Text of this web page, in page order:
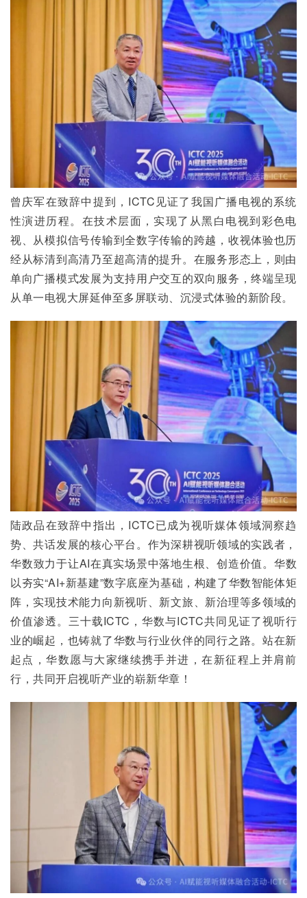
曾庆军在致辞中提到，ICTC见证了我国广播电视的系统
性演进历程。在技术层面，实现了从黑白电视到彩色电
视、从模拟信号传输到全数字传输的跨越，收视体验也历
经从标清到高清乃至超高清的提升。在服务形态上，则由
单向广播模式发展为支持用户交互的双向服务，终端呈现
从单一电视大屏延伸至多屏联动、沉浸式体验的新阶段。
陆政品在致辞中指出，ICTC已成为视听媒体领域洞察趋
势、共话发展的核心平台。作为深耕视听领域的实践者，
华数致力于让AI在真实场景中落地生根、创造价值。华数
以夯实“AI+新基建”数字底座为基础，构建了华数智能体矩
阵，实现技术能力向新视听、新文旅、新治理等多领域的
价值渗透。三十载ICTC，华数与ICTC共同见证了视听行
业的崛起，也铸就了华数与行业伙伴的同行之路。站在新
起点，华数愿与大家继续携手并进，在新征程上并肩前
行，共同开启视听产业的崭新华章！